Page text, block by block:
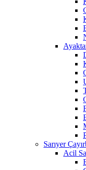
Sarıyer
Acil